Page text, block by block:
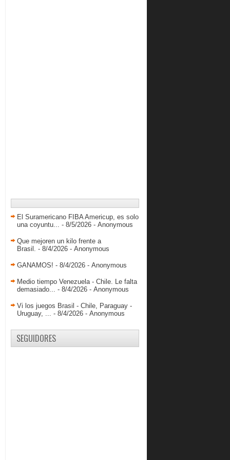
El Suramericano FIBA Americup, es solo
una coyuntu... - 8/5/2026 - Anonymous
Que mejoren un kilo frente a
Brasil. - 8/4/2026 - Anonymous
GANAMOS! - 8/4/2026 - Anonymous
Medio tiempo Venezuela - Chile. Le falta
demasiado... - 8/4/2026 - Anonymous
Vi los juegos Brasil - Chile, Paraguay -
Uruguay, ... - 8/4/2026 - Anonymous
SEGUIDORES